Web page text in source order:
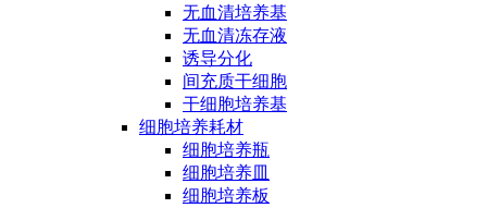
无血清培养基
无血清冻存液
诱导分化
间充质干细胞
干细胞培养基
细胞培养耗材
细胞培养瓶
细胞培养皿
细胞培养板